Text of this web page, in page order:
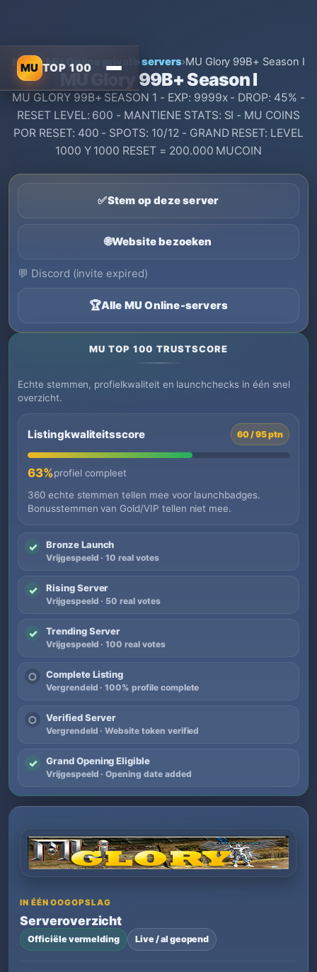
MU TOP 100
Home›MU Online private servers›MU Glory 99B+ Season I
MU Glory 99B+ Season I
MU GLORY 99B+ SEASON 1 - EXP: 9999x - DROP: 45% -
RESET LEVEL: 600 - MANTIENE STATS: SI - MU COINS
POR RESET: 400 - SPOTS: 10/12 - GRAND RESET: LEVEL
1000 Y 1000 RESET = 200.000 MUCOIN
✅Stem op deze server
🌐Website bezoeken
💬 Discord (invite expired)
🏆Alle MU Online-servers
MU TOP 100 TRUSTSCORE
Echte stemmen, profielkwaliteit en launchchecks in één snel
overzicht.
Listingkwaliteitsscore 60 / 95 ptn
63%profiel compleet
360 echte stemmen tellen mee voor launchbadges.
Bonusstemmen van Gold/VIP tellen niet mee.
✓ Bronze Launch
Vrijgespeeld · 10 real votes
✓ Rising Server
Vrijgespeeld · 50 real votes
✓ Trending Server
Vrijgespeeld · 100 real votes
○ Complete Listing
Vergrendeld · 100% profile complete
○ Verified Server
Vergrendeld · Website token verified
✓ Grand Opening Eligible
Vrijgespeeld · Opening date added
IN ÉÉN OOGOPSLAG
Serveroverzicht
Officiële vermelding Live / al geopend